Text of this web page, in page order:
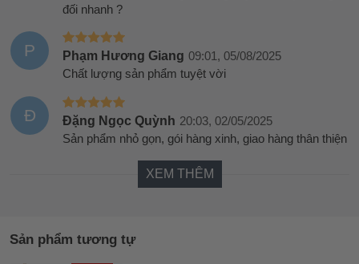
đối nhanh ?
P Phạm Hương Giang 09:01, 05/08/2025
Chất lượng sản phẩm tuyệt vời
Đ Đặng Ngọc Quỳnh 20:03, 02/05/2025
Sản phẩm nhỏ gọn, gói hàng xinh, giao hàng thân thiện
XEM THÊM
Sản phẩm tương tự